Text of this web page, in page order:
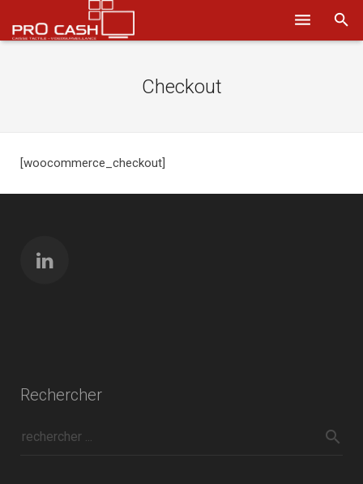
Systèmes d’encaissement
Sécurité
Checkout
[woocommerce_checkout]
Rechercher